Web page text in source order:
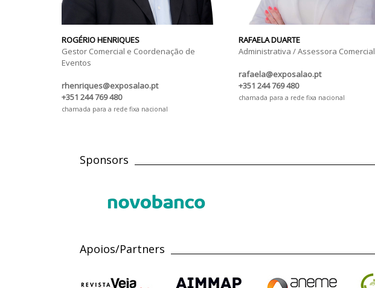
ROGÉRIO HENRIQUES
Gestor Comercial e Coordenação de
Eventos
rhenriques@exposalao.pt
+351 244 769 480
chamada para a rede fixa nacional
RAFAELA DUARTE
Administrativa / Assessora Comercial
rafaela@exposalao.pt
+351 244 769 480
chamada para a rede fixa nacional
Sponsors
Apoios/Partners